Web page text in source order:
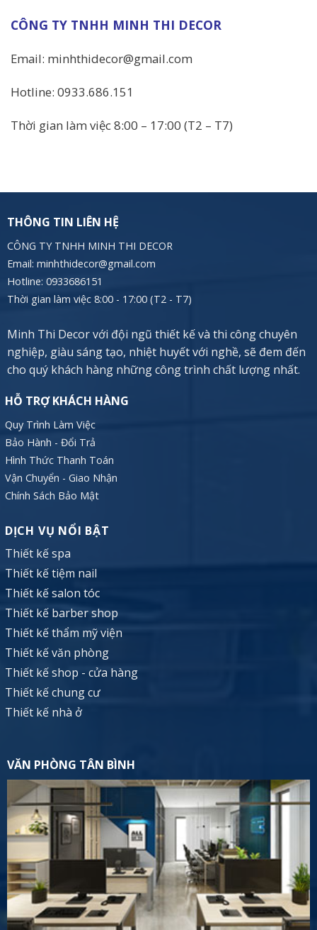
CÔNG TY TNHH MINH THI DECOR
Email: minhthidecor@gmail.com
Hotline: 0933.686.151
Thời gian làm việc 8:00 – 17:00 (T2 – T7)
THÔNG TIN LIÊN HỆ
CÔNG TY TNHH MINH THI DECOR
Email: minhthidecor@gmail.com
Hotline: 0933686151
Thời gian làm việc 8:00 - 17:00 (T2 - T7)
Minh Thi Decor với đội ngũ thiết kế và thi công chuyên
nghiệp, giàu sáng tạo, nhiệt huyết với nghề, sẽ đem đến
cho quý khách hàng những công trình chất lượng nhất.
HỖ TRỢ KHÁCH HÀNG
Quy Trình Làm Việc
Bảo Hành - Đổi Trả
Hình Thức Thanh Toán
Vận Chuyển - Giao Nhận
Chính Sách Bảo Mật
DỊCH VỤ NỔI BẬT
Thiết kế spa
Thiết kế tiệm nail
Thiết kế salon tóc
Thiết kế barber shop
Thiết kế thẩm mỹ viện
Thiết kế văn phòng
Thiết kế shop - cửa hàng
Thiết kế chung cư
Thiết kế nhà ở
VĂN PHÒNG TÂN BÌNH